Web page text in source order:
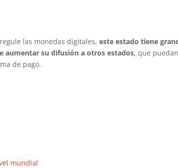
las monedas digitales,este estado tiene
aumentar su difusión a otros estados, que
de pago.
mundial